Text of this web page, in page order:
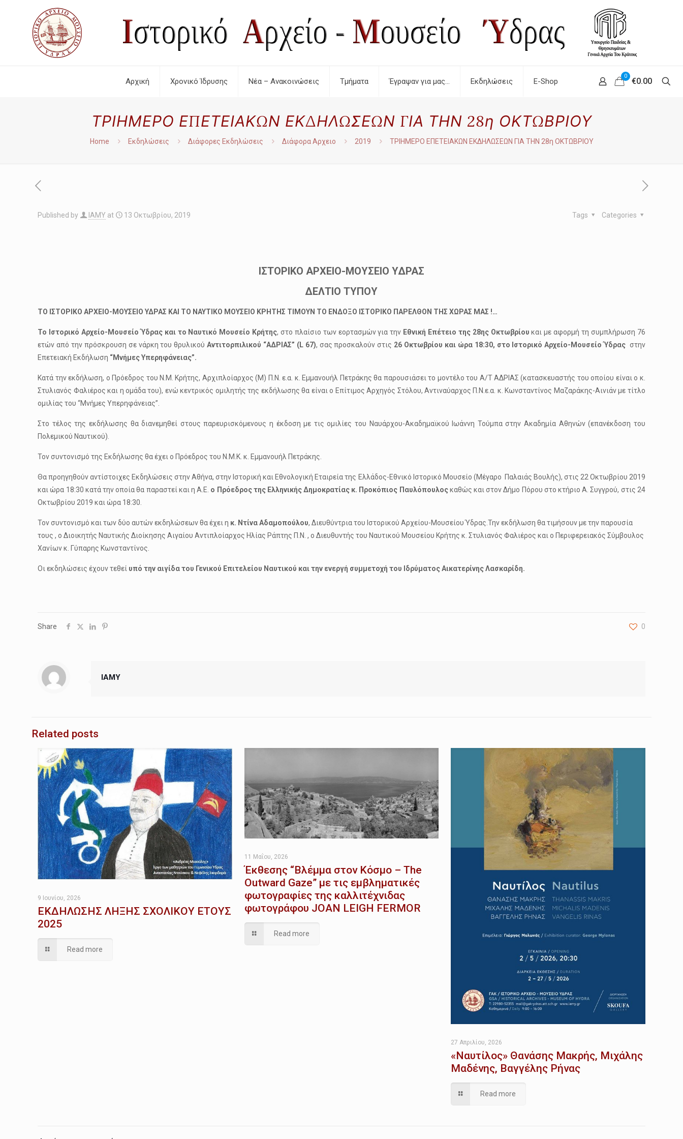
Αρχική Χρονικό Ίδρυσης Νέα – Ανακοινώσεις Τμήματα Έγραψαν για μας… Εκδηλώσεις E-Shop
0
€0.00
ΤΡΙΗΜΕΡΟ ΕΠΕΤΕΙΑΚΩΝ ΕΚΔΗΛΩΣΕΩΝ ΓΙΑ ΤΗΝ 28η ΟΚΤΩΒΡΙΟΥ
Home Εκδηλώσεις Διάφορες Εκδηλώσεις Διάφορα Αρχειο 2019 ΤΡΙΗΜΕΡΟ ΕΠΕΤΕΙΑΚΩΝ ΕΚΔΗΛΩΣΕΩΝ ΓΙΑ ΤΗΝ 28η ΟΚΤΩΒΡΙΟΥ
Published by IAMY at 13 Οκτωβρίου, 2019 Categories
Tags
ΙΣΤΟΡΙΚΟ ΑΡΧΕΙΟ-ΜΟΥΣΕΙΟ ΥΔΡΑΣ
ΔΕΛΤΙΟ ΤΥΠΟΥ
ΤΟ ΙΣΤΟΡΙΚΟ ΑΡΧΕΙΟ-ΜΟΥΣΕΙΟ ΥΔΡΑΣ ΚΑΙ ΤΟ ΝΑΥΤΙΚΟ ΜΟΥΣΕΙΟ ΚΡΗΤΗΣ ΤΙΜΟΥΝ ΤΟ ΕΝΔΟΞΟ ΙΣΤΟΡΙΚΟ ΠΑΡΕΛΘΟΝ ΤΗΣ ΧΩΡΑΣ ΜΑΣ !…
Το Ιστορικό Αρχείο-Μουσείο Ύδρας και το Ναυτικό Μουσείο Κρήτης, στο πλαίσιο των εορτασμών για την Εθνική Επέτειο της 28ης Οκτωβρίουκαι με αφορμή τη συμπλήρωση 76
ετών από την πρόσκρουση σε νάρκη του θρυλικούΑντιτορπιλικού “ΑΔΡΙΑΣ” (L67), σας προσκαλούν στις 26 Οκτωβρίου και ώρα 18:30, στο Ιστορικό Αρχείο-Μουσείο Ύδρας στην
Επετειακή Εκδήλωση “Μνήμες Υπερηφάνειας”.
Κατά την εκδήλωση, ο Πρόεδρος του Ν.Μ. Κρήτης, Αρχιπλοίαρχος (Μ) Π.Ν. ε.α. κ. Εμμανουήλ Πετράκης θα παρουσιάσει το μοντέλο του Α/Τ ΑΔΡΙΑΣ (κατασκευαστής του οποίου είναι ο κ.
Στυλιανός Φαλιέρος και η ομάδα του), ενώ κεντρικός ομιλητής της εκδήλωσης θα είναι ο Επίτιμος Αρχηγός Στόλου, Αντιναύαρχος Π.Ν.ε.α. κ. Κωνσταντίνος Μαζαράκης-Αινιάν με τίτλο
ομιλίας του “Μνήμες Υπερηφάνειας”.
Στο τέλος της εκδήλωσης θα διανεμηθεί στους παρευρισκόμενους η έκδοση με τις ομιλίες του Ναυάρχου-Ακαδημαϊκού Ιωάννη Τούμπα στην Ακαδημία Αθηνών (επανέκδοση του
Πολεμικού Ναυτικού).
Τον συντονισμό της Εκδήλωσης θα έχει ο Πρόεδρος του Ν.Μ.Κ. κ. Εμμανουήλ Πετράκης.
Θα προηγηθούν αντίστοιχες Εκδηλώσεις στην Αθήνα, στην Ιστορική και Εθνολογική Εταιρεία της Ελλάδος-Εθνικό Ιστορικό Μουσείο (Μέγαρο Παλαιάς Βουλής), στις 22 Οκτωβρίου 2019
και ώρα 18:30 κατά την οποία θα παραστεί και η Α.Ε. ο Πρόεδρος της Ελληνικής Δημοκρατίας κ. Προκόπιος Παυλόπουλοςκαθώς και στον Δήμο Πόρου στο κτήριο Α. Συγγρού, στις 24
Οκτωβρίου 2019 και ώρα 18:30.
Τον συντονισμό και των δύο αυτών εκδηλώσεων θα έχει η κ. Ντίνα Αδαμοπούλου, Διευθύντρια του Ιστορικού Αρχείου-Μουσείου Ύδρας.Την εκδήλωση θα τιμήσουν με την παρουσία
τους , ο Διοικητής Ναυτικής Διοίκησης Αιγαίου Αντιπλοίαρχος Ηλίας Ράπτης Π.Ν. , ο Διευθυντής του Ναυτικού Μουσείου Κρήτης κ. Στυλιανός Φαλιέρος και ο Περιφερειακός Σύμβουλος
Χανίων κ. Γύπαρης Κωνσταντίνος.
Οι εκδηλώσεις έχουν τεθεί υπό την αιγίδα του Γενικού Επιτελείου Ναυτικού και την ενεργή συμμετοχή του Ιδρύματος Αικατερίνης Λασκαρίδη.
Share 0
IAMY
Related posts
9 Ιουνίου, 2026
ΕΚΔΗΛΩΣΗΣ ΛΗΞΗΣ ΣΧΟΛΙΚΟΥ ΕΤΟΥΣ
2025
Read more
11 Μαΐου, 2026
Έκθεσης “Βλέμμα στον Κόσμο – The
Outward Gaze” με τις εμβληματικές
φωτογραφίες της καλλιτέχνιδας
φωτογράφου JOAN LEIGH FERMOR
Read more
27 Απριλίου, 2026
«Ναυτίλος» Θανάσης Μακρής, Μιχάλης
Μαδένης, Βαγγέλης Ρήνας
Read more